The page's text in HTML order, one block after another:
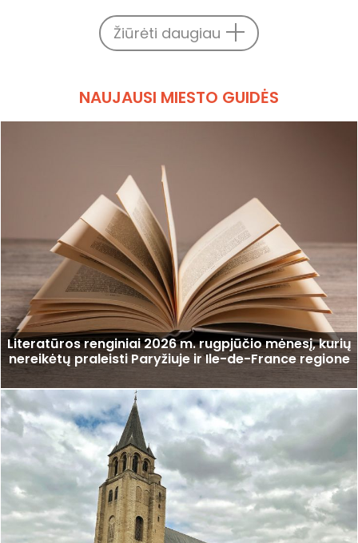
Žiūrėti daugiau
NAUJAUSI MIESTO GUIDĖS
Literatūros renginiai 2026 m. rugpjūčio mėnesį, kurių
nereikėtų praleisti Paryžiuje ir Ile-de-France regione